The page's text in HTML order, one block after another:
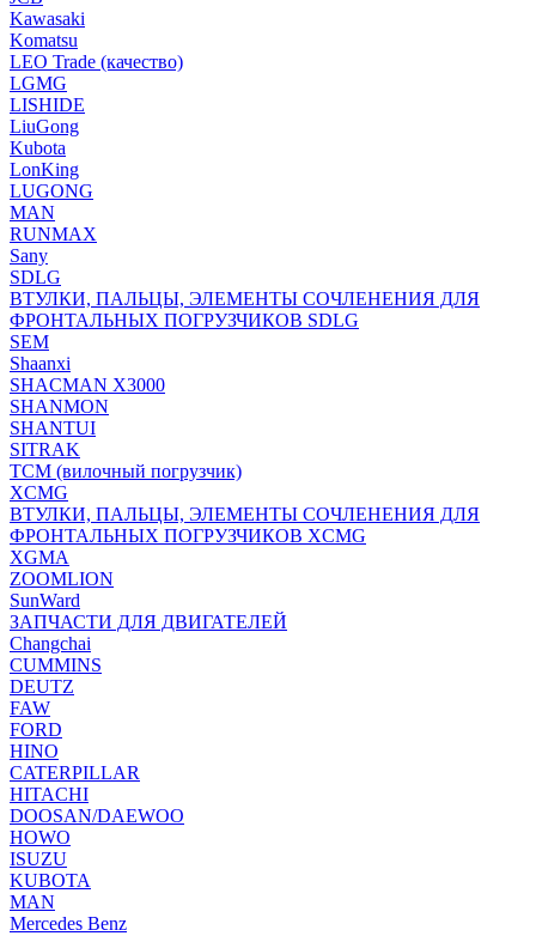
Kawasaki
Komatsu
LEO Trade (качество)
LGMG
LISHIDE
LiuGong
Kubota
LonKing
LUGONG
MAN
RUNMAX
Sany
SDLG
ВТУЛКИ, ПАЛЬЦЫ, ЭЛЕМЕНТЫ СОЧЛЕНЕНИЯ ДЛЯ
ФРОНТАЛЬНЫХ ПОГРУЗЧИКОВ SDLG
SEM
Shaanxi
SHACMAN X3000
SHANMON
SHANTUI
SITRAK
TCM (вилочный погрузчик)
XCMG
ВТУЛКИ, ПАЛЬЦЫ, ЭЛЕМЕНТЫ СОЧЛЕНЕНИЯ ДЛЯ
ФРОНТАЛЬНЫХ ПОГРУЗЧИКОВ XCMG
XGMA
ZOOMLION
SunWard
ЗАПЧАСТИ ДЛЯ ДВИГАТЕЛЕЙ
Changchai
CUMMINS
DEUTZ
FAW
FORD
HINO
CATERPILLAR
HITACHI
DOOSAN/DAEWOO
HOWO
ISUZU
KUBOTA
MAN
Mercedes Benz